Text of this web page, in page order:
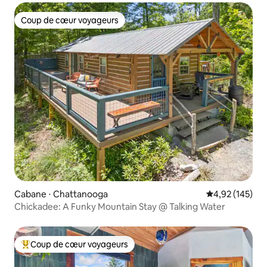
Coup de cœur voyageurs
Coup de cœur voyageurs
Cabane ⋅ Chattanooga Évaluation
4,92 (145)
Chickadee: A Funky Mountain Stay @ Talking Water
Coups de cœur voyageurs les plus appréciés
Coup de cœur voyageurs